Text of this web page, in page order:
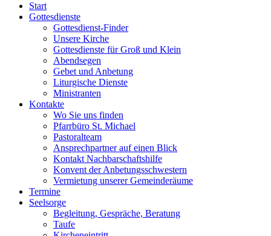
Start
Gottesdienste
Gottesdienst-Finder
Unsere Kirche
Gottesdienste für Groß und Klein
Abendsegen
Gebet und Anbetung
Liturgische Dienste
Ministranten
Kontakte
Wo Sie uns finden
Pfarrbüro St. Michael
Pastoralteam
Ansprechpartner auf einen Blick
Kontakt Nachbarschaftshilfe
Konvent der Anbetungsschwestern
Vermietung unserer Gemeinderäume
Termine
Seelsorge
Begleitung, Gespräche, Beratung
Taufe